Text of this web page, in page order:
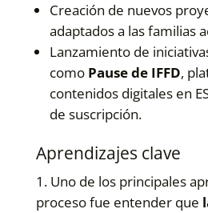
Creación de nuevos
adaptados a las familias
Lanzamiento de
como Pause de IFFD,
contenidos digitales en
de suscripción.
Aprendizajes clave
Uno de los principales
proceso fue entender que